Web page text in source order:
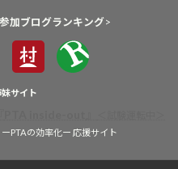
参加ブログランキング>
サイト
PTAの効率化ー 応援サイト